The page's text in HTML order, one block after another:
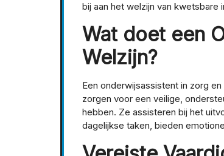
bij aan het welzijn van kwetsbare
Wat doet een
Welzijn?
Een onderwijsassistent in zorg
zorgen voor een veilige,
hebben. Ze assisteren bij het
dagelijkse taken, bieden